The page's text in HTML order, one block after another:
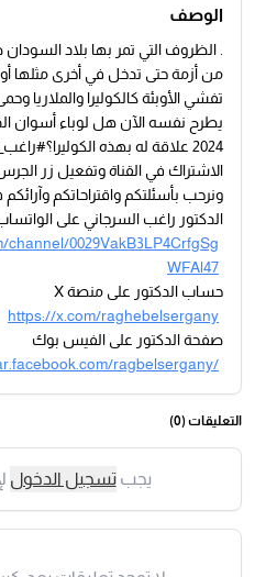
الوصف
. الظروف التي تمر بها بلاد السودان
من أزمة حتى تدخل في أخرى مثلها
تفشي الأوبئة كالكوليرا والملاريا
2024 علاقة له بهذه
الاشتراك في القناة وتفعيل زر
ونرحب بأسئلتكم واقتراحاتكم
الدكتور راغب السرجاني على
0029VakB3LP4CrfgSg
WFAl47
حساب الدكتور على منصة X
https://x.com/raghebelsergany
صفحة الدكتور على الفيس بوك
ragbelsergany/
التعليقات (0
)
يجبتسجيل الدخول